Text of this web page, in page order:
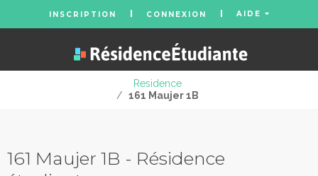
INSCRIPTION CONNEXION AIDE
Residence
/ 161 Maujer 1B
161 Maujer 1B - Résidence